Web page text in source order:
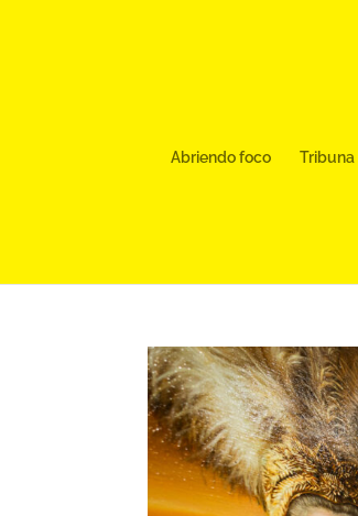
Abriendo foco Tribuna